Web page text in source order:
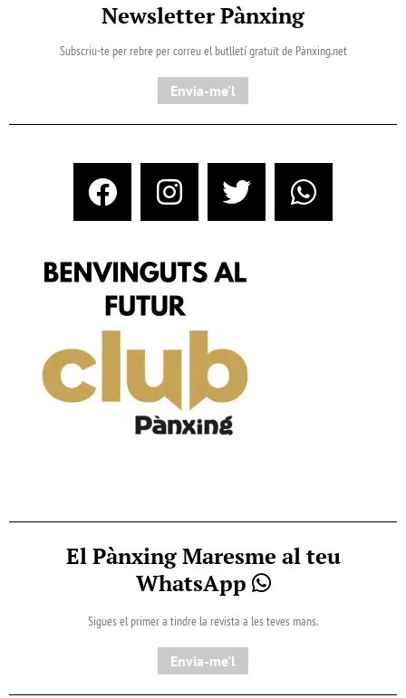
Newsletter Pànxing
Subscriu-te per rebre per correu el butlletí gratuït de Pànxing.net​
Envia-me'l
El Pànxing Maresme al teu
WhatsApp
Sigues el primer a tindre la revista a les teves mans.
Envia-me'l